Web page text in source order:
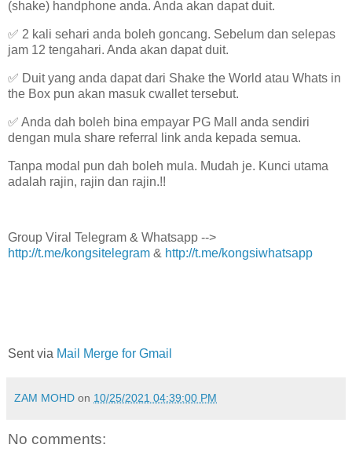
(shake) handphone anda. Anda akan dapat duit.
✅ 2 kali sehari anda boleh goncang. Sebelum dan selepas
jam 12 tengahari. Anda akan dapat duit.
✅ Duit yang anda dapat dari Shake the World atau Whats in
the Box pun akan masuk cwallet tersebut.
✅ Anda dah boleh bina empayar PG Mall anda sendiri
dengan mula share referral link anda kepada semua.
Tanpa modal pun dah boleh mula. Mudah je. Kunci utama
adalah rajin, rajin dan rajin.!!
Group Viral Telegram & Whatsapp -->
http://t.me/kongsitelegram & http://t.me/kongsiwhatsapp
Sent via Mail Merge for Gmail
ZAM MOHD on 10/25/2021 04:39:00 PM
No comments: